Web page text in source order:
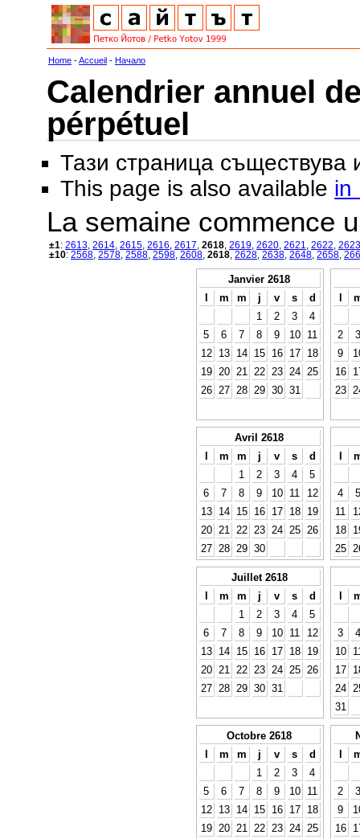
Home -Accueil - Начало
Calendrier annuel
pérpétuel
Тази страница съществува
This page is also available in
La semaine commence
±1: 2613 2614 2615 2616 2617 2618 2619 2620 2621 2622 2623
±10: 2568 2578 2588 2598 2608 2618 2628 2638 2648 2658
Janvier 2618
l
m m j v s
d
1
2 3
4
5
6 7 8 9 10
11
12
13 14 15 16 17
18
19
20 21 22 23 24
25
26
27 28 29 30 31
l
2
3
9
16
23
Avril 2618
l
m m j v s
d
1
2 3 4
5
6
7 8 9 10 11
12
13
14 15 16 17 18
19
20
21 22 23 24 25
26
27
28 29 30
l
4
5
11
18
25
Juillet 2618
l
m m j v s
d
1
2 3 4
5
6
7 8 9 10 11
12
13
14 15 16 17 18
19
20
21 22 23 24 25
26
27
28 29 30 31
l
3
4
10
17
24
31
Octobre 2618
l
m m j v s
d
1
2 3
4
5
6 7 8 9 10
11
12
13 14 15 16 17
18
19
20 21 22 23 24
25
l
2
3
9
16